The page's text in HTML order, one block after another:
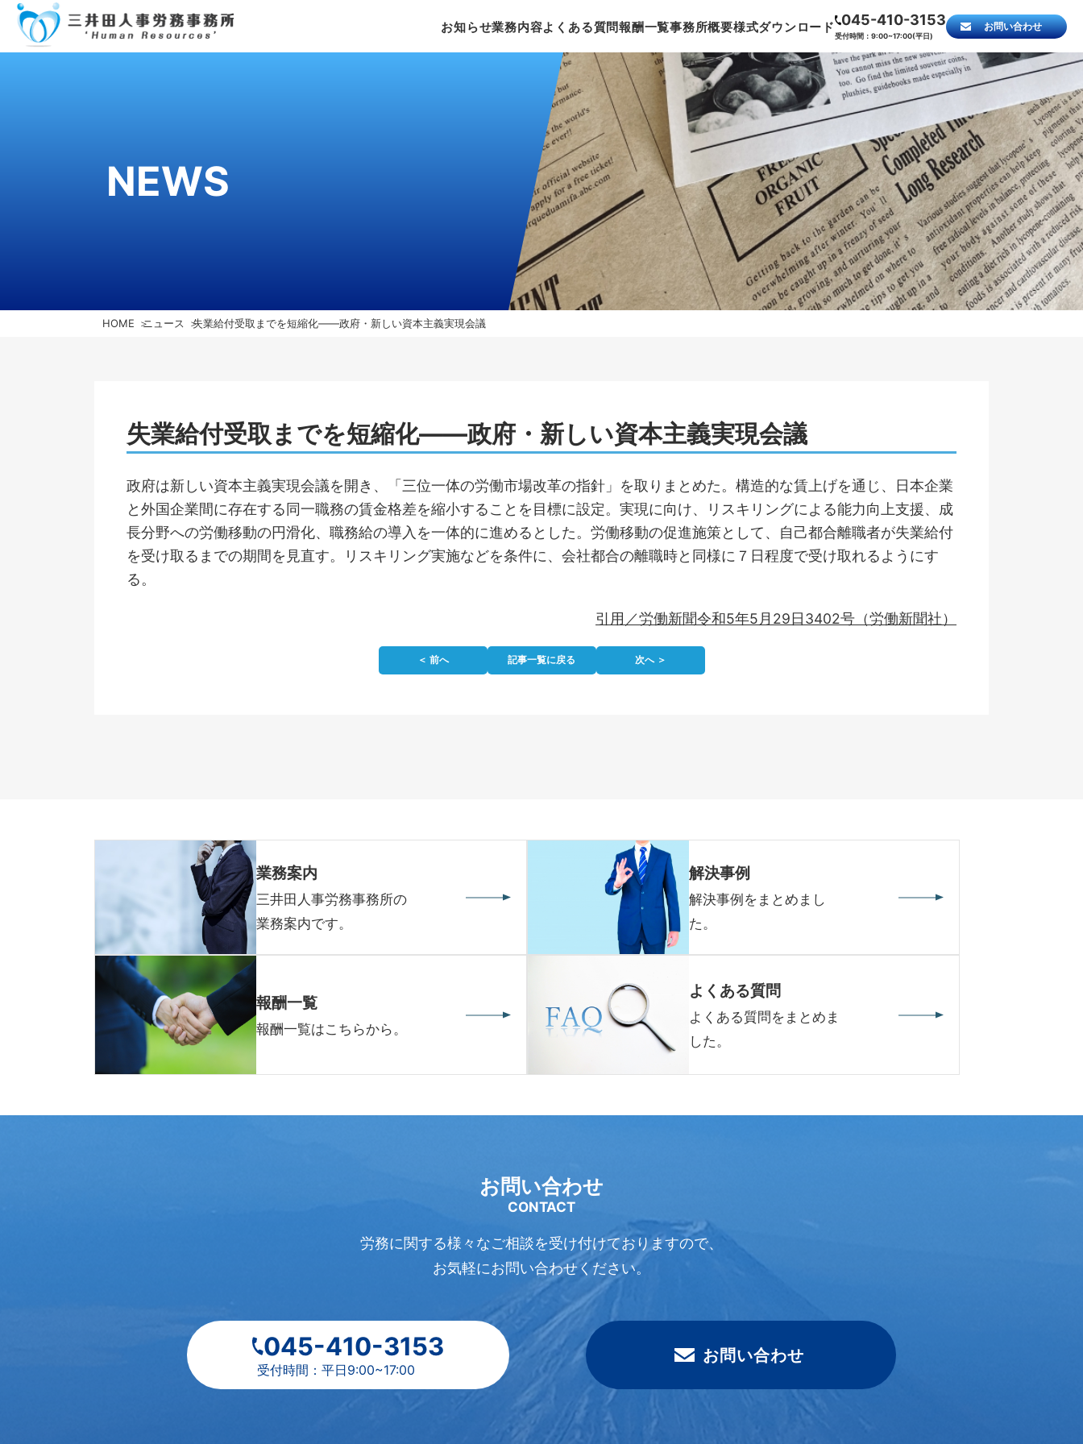
お知らせ業務内容よくある質問報酬一覧事務所概要様式ダウンロード 045-410-3153
受付時間：9:00~17:00(平日)
お問い合わせ
NEWS
HOME ニュース 失業給付受取までを短縮化――政府・新しい資本主義実現会議
失業給付受取までを短縮化――政府・新しい資本主義実現会議
政府は新しい資本主義実現会議を開き、「三位一体の労働市場改革の指針」を取りまとめた。構造的な賃上げを通じ、日本企業
と外国企業間に存在する同一職務の賃金格差を縮小することを目標に設定。実現に向け、リスキリングによる能力向上支援、成
長分野への労働移動の円滑化、職務給の導入を一体的に進めるとした。労働移動の促進施策として、自己都合離職者が失業給付
を受け取るまでの期間を見直す。リスキリング実施などを条件に、会社都合の離職時と同様に７日程度で受け取れるようにす
る。
引用／労働新聞令和5年5月29日3402号（労働新聞社）
＜ 前へ 記事一覧に戻る 次へ ＞
業務案内
三井田人事労務事務所の
業務案内です。
解決事例
解決事例をまとめまし
た。
報酬一覧
報酬一覧はこちらから。
よくある質問
よくある質問をまとめま
した。
お問い合わせ
CONTACT
労務に関する様々なご相談を受け付けておりますので、
お気軽にお問い合わせください。
045-410-3153
受付時間：平日9:00~17:00
お問い合わせ